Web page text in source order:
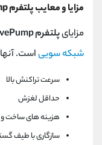
مزایا و معایب پلتفرم MovePump چیست؟
مزایایپلتفرم MovePump
شبکه سوییاست.
سرعت تراکنش بالا
حداقل لغزش
هزینه های ساخت و
سازگاری با طیف